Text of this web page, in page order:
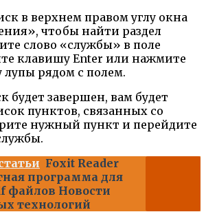
в верхнем правом углу окна
чтобы найти раздел
слово «службы» в поле
клавишу Enter или нажмите
рядом с полем.
будет завершен, вам будет
пунктов, связанных со
нужный пункт и перейдите
Foxit Reader
программа для
файлов Новости
технологий